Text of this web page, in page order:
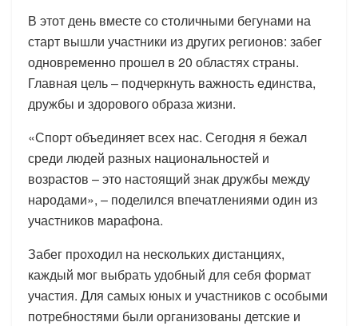
В этот день вместе со столичными бегунами на
старт вышли участники из других регионов: забег
одновременно прошел в 20 областях страны.
Главная цель – подчеркнуть важность единства,
дружбы и здорового образа жизни.
«Спорт объединяет всех нас. Сегодня я бежал
среди людей разных национальностей и
возрастов – это настоящий знак дружбы между
народами», – поделился впечатлениями один из
участников марафона.
Забег проходил на нескольких дистанциях,
каждый мог выбрать удобный для себя формат
участия. Для самых юных и участников с особыми
потребностями были организованы детские и